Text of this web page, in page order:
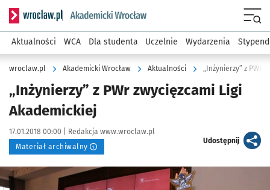
Serwis informacyjny wroclaw.pl podserwis: Akademicki
Aktualności WCA Dla studenta Uczelnie Wydarzenia
wroclaw.pl Akademicki Wrocław Aktualności „Inżynierzy” z PWr
„Inżynierzy” z PWr zwycięzcami Ligi
Akademickiej
Data publikacji:
17.01.2018 00:00 | Autor:
Redakcja www.wroclaw.pl
Materiał archiwalny
Udostępnijartykuł
Kliknij, aby powiększyć